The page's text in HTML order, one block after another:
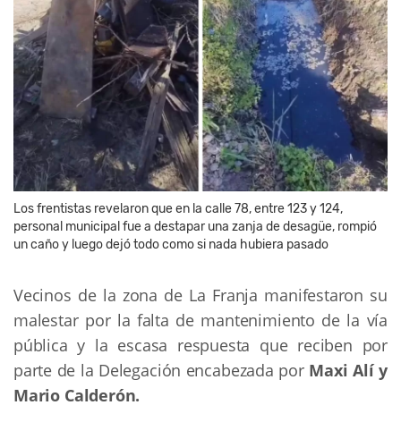
Los frentistas revelaron que en la calle 78, entre 123 y 124,
personal municipal fue a destapar una zanja de desagüe, rompió
un caño y luego dejó todo como si nada hubiera pasado
Vecinos de la zona de La Franja manifestaron su
malestar por la falta de mantenimiento de la vía
pública y la escasa respuesta que reciben por
parte de la Delegación encabezada por Maxi Alí y
Mario Calderón.